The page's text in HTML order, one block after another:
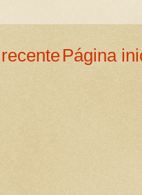
Página